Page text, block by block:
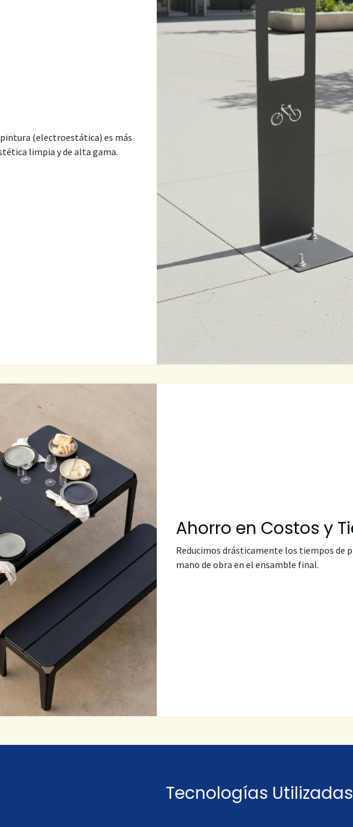
(electroestática) es más
limpia y de alta gama.
Ahorro en Costos y
Reducimos drásticamente los tiempos de
mano de obra en el ensamble final.
Tecnologías Utilizadas